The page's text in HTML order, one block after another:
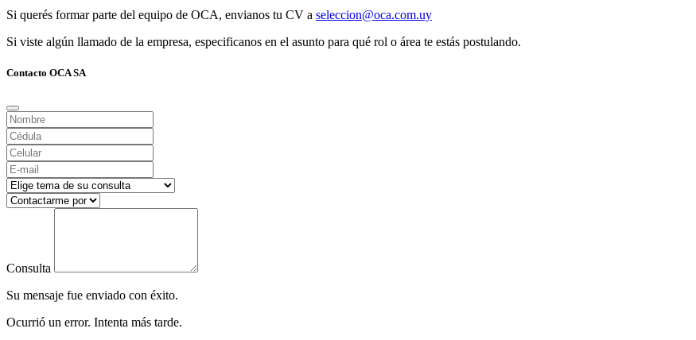
Si querés formar parte del equipo de OCA, envianos tu CV a seleccion@oca.com.uy
Si viste algún llamado de la empresa, especificanos en el asunto para qué rol o área te estás postulando.
Contacto OCA SA
Consulta
Su mensaje fue enviado con éxito.
Ocurrió un error. Intenta más tarde.